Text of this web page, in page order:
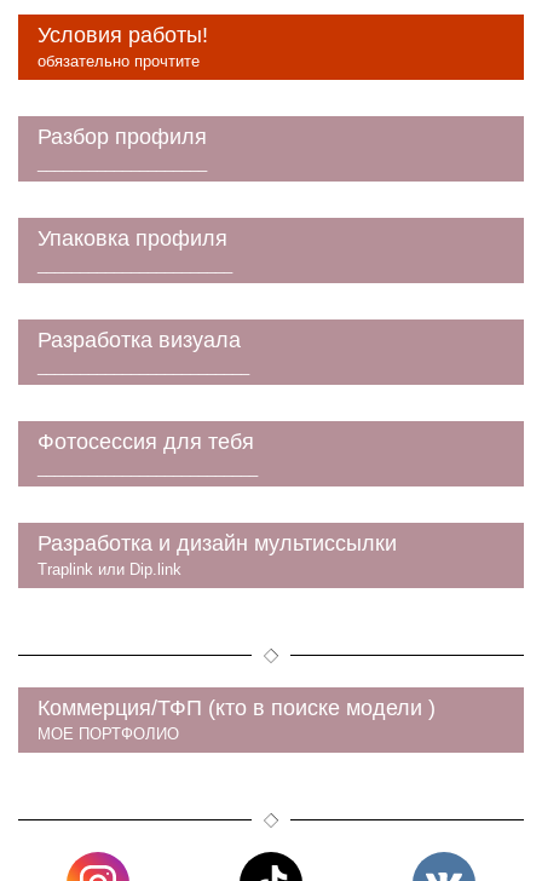
Условия работы!
обязательно прочтите
Разбор профиля
Упаковка профиля
Разработка визуала
Фотосессия для тебя
Разработка и дизайн мультиссылки
Traplink или Dip.link
Коммерция/ТФП (кто в поиске модели )
МОЕ ПОРТФОЛИО